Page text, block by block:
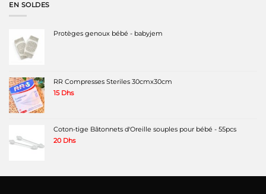
EN SOLDES
Protèges genoux bébé - babyjem
RR Compresses Steriles 30cmx30cm
15 Dhs
Coton-tige Bâtonnets d'Oreille souples pour bébé - 55pcs
20 Dhs